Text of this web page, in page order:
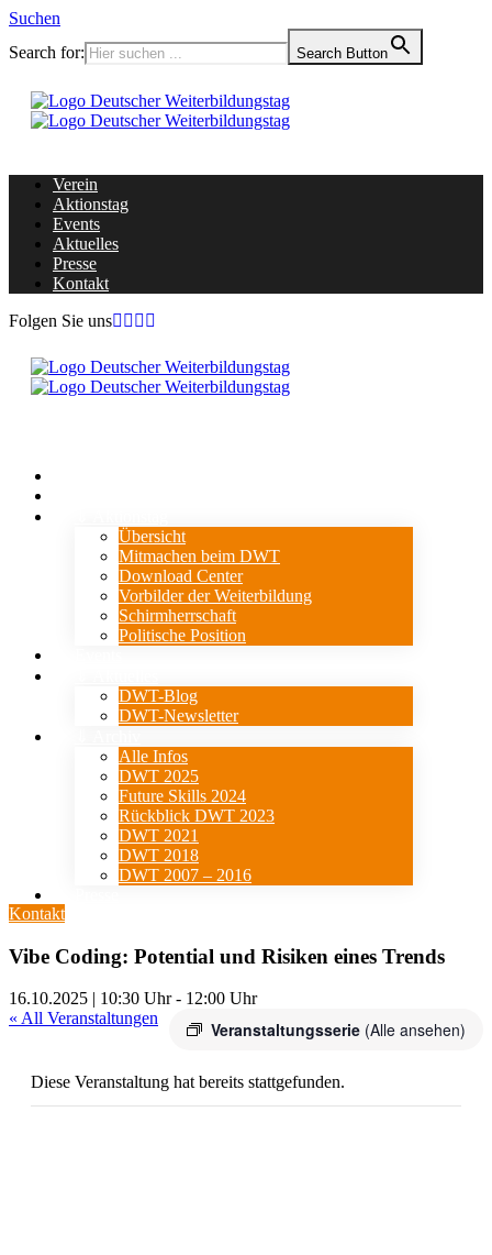
Suchen
Search for:
Search Button
Verein
Aktionstag
Events
Aktuelles
Presse
Kontakt
Folgen Sie uns
Übersicht
Mitmachen beim DWT
Download Center
Vorbilder der Weiterbildung
Schirmherrschaft
Politische Position
DWT-Blog
DWT-Newsletter
Alle Infos
DWT 2025
Future Skills 2024
Rückblick DWT 2023
DWT 2021
DWT 2018
DWT 2007 – 2016
Kontakt
Vibe Coding: Potential und Risiken eines Trends
16.10.2025 | 10:30 Uhr- 12:00 Uhr
Veranstaltungsserie (Alle ansehen)
« All Veranstaltungen
Diese Veranstaltung hat bereits stattgefunden.